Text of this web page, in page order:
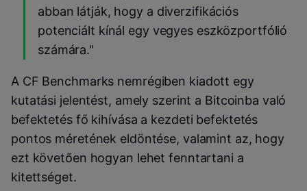
abban látják, hogy a diverzifikációs
potenciált kínál egy vegyes eszközportfólió
számára."
A CF Benchmarks nemrégiben kiadott egy
kutatási jelentést, amely szerint a Bitcoinba való
befektetés fő kihívása a kezdeti befektetés
pontos méretének eldöntése, valamint az, hogy
ezt követően hogyan lehet fenntartani a
kitettséget.